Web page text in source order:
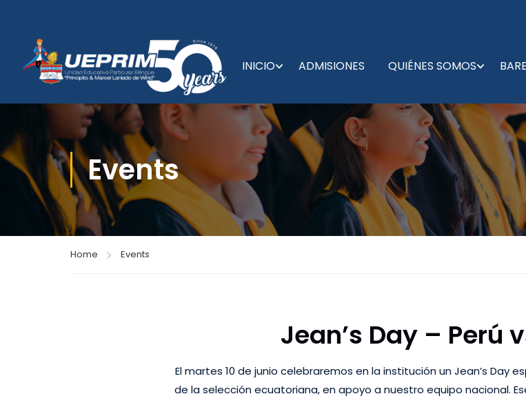
INICIO ADMISIONES QUIÉNES SOMOS
Events
Home Events
Jean’s Day – Perú
El martes 10 de junio celebraremos en la institución un Jean’s Day
de la selección ecuatoriana, en apoyo a nuestro equipo nacional.